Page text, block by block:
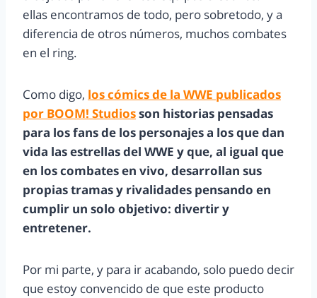
ellas encontramos de todo, pero sobretodo, y a
diferencia de otros números, muchos combates
en el ring.
Como digo, los cómics de la WWE publicados
por BOOM! Studiosson historias pensadas
para los fans de los personajes a los que dan
vida las estrellas del WWE y que, al igual que
en los combates en vivo, desarrollan sus
propias tramas y rivalidades pensando en
cumplir un solo objetivo: divertir y
entretener.
Por mi parte, y para ir acabando, solo puedo decir
que estoy convencido de que este producto